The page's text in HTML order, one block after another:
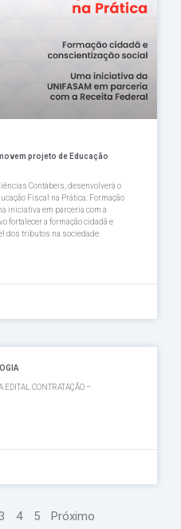
projeto de Educação
Contábeis, desenvolverá o
Fiscal na Prática: Formação
iniciativa em parceria com a
fortalecer a formação cidadã e
dos tributos na sociedade.
EDITAL CONTRATAÇÃO –
4 5 Próximo